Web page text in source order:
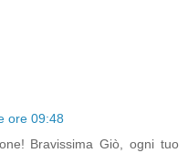
ore 09:48
Bravissima Giò, ogni tuo